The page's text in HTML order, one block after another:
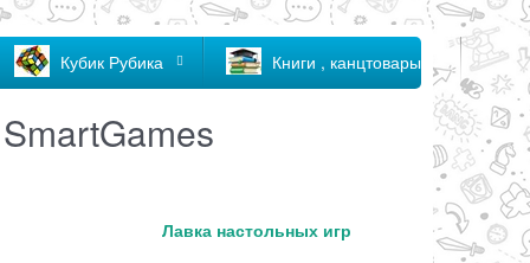
Кубик Рубика Книги , канцтовары
Лавка настольных игр